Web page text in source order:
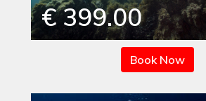
€ 399.00
Book Now